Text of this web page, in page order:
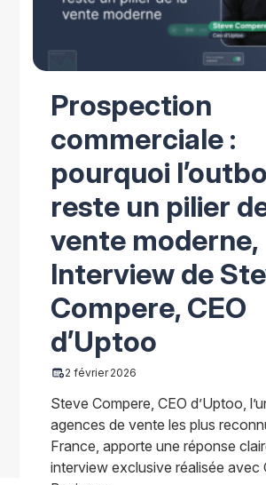
Prospection
commerciale :
pourquoi
reste un pilier
vente moderne,
Interview de
Compere, CEO
d’Uptoo
2 février 2026
Steve Compere, CEO d’Uptoo,
agences de vente les plus
France, apporte une réponse
interview exclusive réalisée avec